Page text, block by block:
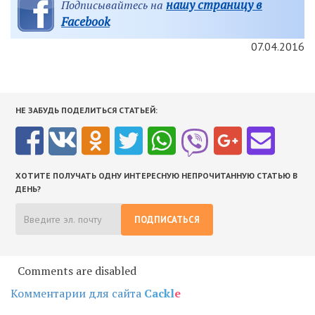
Подписывайтесь на нашу страницу в
Facebook
07.04.2016
НЕ ЗАБУДЬ ПОДЕЛИТЬСЯ СТАТЬЕЙ:
ХОТИТЕ ПОЛУЧАТЬ ОДНУ ИНТЕРЕСНУЮ НЕПРОЧИТАННУЮ СТАТЬЮ В
ДЕНЬ?
ПОДПИСАТЬСЯ
Comments are disabled
Комментарии для сайта Cackle